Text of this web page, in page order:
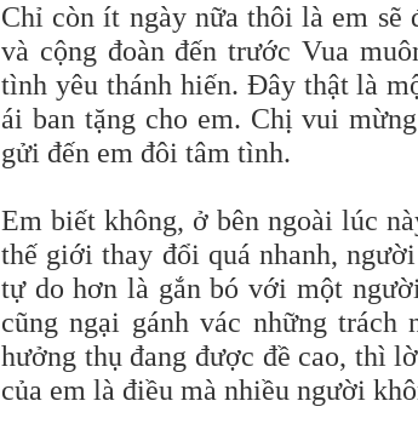
Chỉ còn ít ngày nữa thôi là em sẽ
và cộng đoàn đến trước Vua
tình yêu thánh hiến. Đây thật là
ái ban tặng cho em. Chị vui
gửi đến em đôi tâm tình.
Em biết không, ở bên ngoài lúc
thế giới thay đổi quá nhanh,
tự do hơn là gắn bó với một
cũng ngại gánh vác những
hưởng thụ đang được đề cao, thì
của em là điều mà nhiều người